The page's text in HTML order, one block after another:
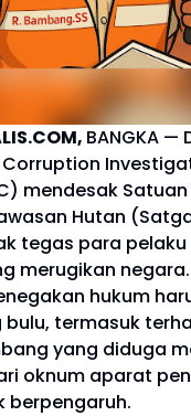
BANGKA —
Corruption
mendesak Satuan
Hutan
tegas para
merugikan negara.
hukum
termasuk
yang diduga
oknum aparat
berpengaruh.